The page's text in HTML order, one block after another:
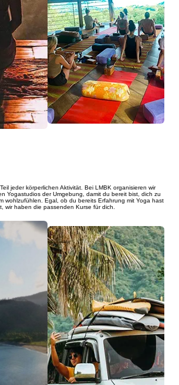
jeder körperlichen Aktivität. Bei LMBK organisieren wir
Yogastudios der Umgebung, damit du bereit bist, dich zu
wohlzufühlen. Egal, ob du bereits Erfahrung mit Yoga hast
wir haben die passenden Kurse für dich.